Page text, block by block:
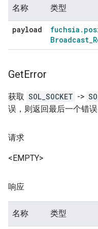
名称 类型
payload fuchsia .
Broadcast
GetError
获取 SOL_SOCKET ->
误，则返回最后一个错误
请求
<EMPTY>
响应
名称 类型